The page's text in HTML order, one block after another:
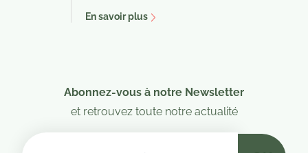
En savoir plus
Abonnez-vous à notre Newsletter
et retrouvez toute notre actualité